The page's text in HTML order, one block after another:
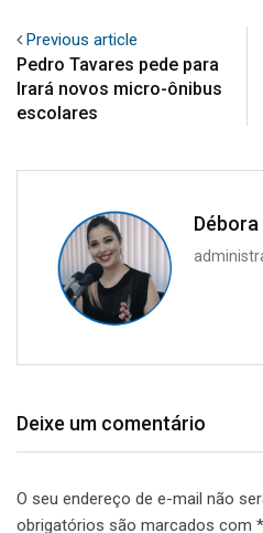
Previous article
Pedro Tavares pede para
Irará novos micro-ônibus
escolares
Débora
Deixe um comentário
O seu endereço de e-mail não
obrigatórios são marcados com *